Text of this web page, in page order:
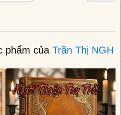
phẩm của Trần Thị NGH